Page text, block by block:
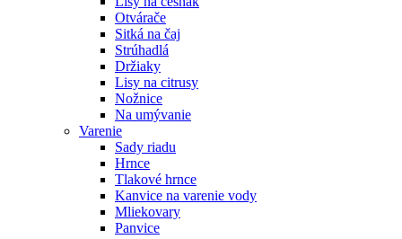
Otvárače
Sitká na čaj
Strúhadlá
Držiaky
Lisy na citrusy
Nožnice
Na umývanie
Varenie
Sady riadu
Hrnce
Tlakové hrnce
Kanvice na varenie vody
Mliekovary
Panvice